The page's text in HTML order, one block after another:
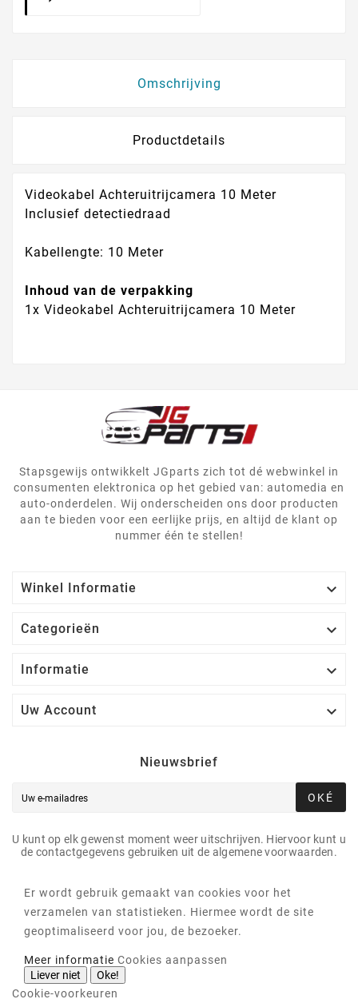
Omschrijving
Productdetails
Videokabel Achteruitrijcamera 10 Meter
Inclusief detectiedraad
Kabellengte: 10 Meter
Inhoud van de verpakking
1x Videokabel Achteruitrijcamera 10 Meter
Stapsgewijs ontwikkelt JGparts zich tot dé webwinkel in
consumenten elektronica op het gebied van: automedia en
auto-onderdelen. Wij onderscheiden ons door producten
aan te bieden voor een eerlijke prijs, en altijd de klant op
nummer één te stellen!
Winkel Informatie 
Categorieën 
Informatie 
Uw Account 
Nieuwsbrief
OKÉ
U kunt op elk gewenst moment weer uitschrijven. Hiervoor kunt u
de contactgegevens gebruiken uit de algemene voorwaarden.
Er wordt gebruik gemaakt van cookies voor het
verzamelen van statistieken. Hiermee wordt de site
geoptimaliseerd voor jou, de bezoeker.
Meer informatie Cookies aanpassen
Liever niet
Oke!
Cookie-voorkeuren